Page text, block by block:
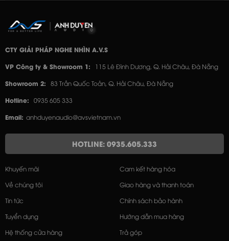
CTY GIẢI PHÁP NGHE NHÌN A.V.S
VP Công ty & Showroom 1: 115 Lê Đình Dương, Q. Hải Châu, Đà Nẵng
Showroom 2: 83 Trần Quốc Toản, Q. Hải Châu, Đà Nẵng
Hotline: 0935 605 333
Email: anhduyenaudio@avsvietnam.vn
HOTLINE: 0935.605.333
Khuyến mãi
Về chúng tôi
Tin tức
Tuyển dụng
Hệ thống cửa hàng
Cam kết hàng hóa
Giao hàng và thanh toán
Chính sách bảo hành
Hướng dẫn mua hàng
Trả góp